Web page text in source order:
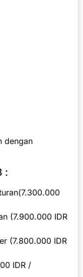
dengan
:
(7.900.000 IDR
(7.800.000 IDR
IDR /